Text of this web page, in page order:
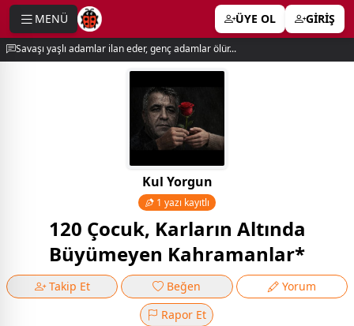
MENÜ ÜYE OL GİRİŞ
Savaşı yaşlı adamlar ilan eder, genç adamlar ölür...
Kul Yorgun
1 yazı kayıtlı
120 Çocuk, Karların Altında
Büyümeyen Kahramanlar*
Takip Et Beğen
Yorum
Rapor Et
menu